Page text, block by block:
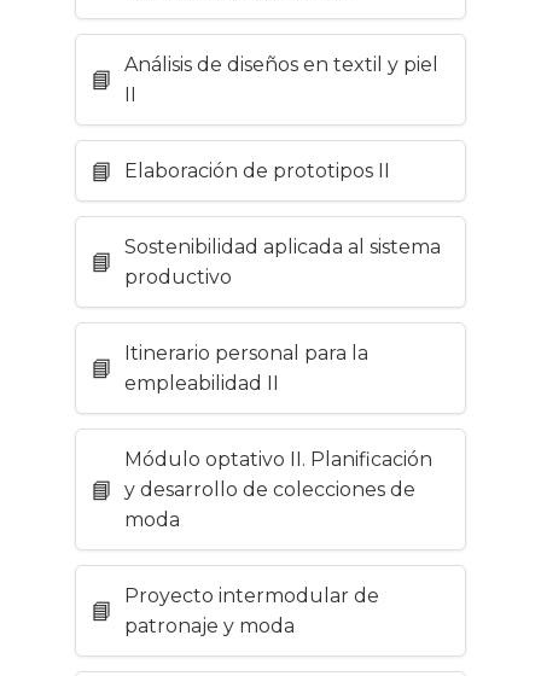
Análisis de diseños en textil y piel
Elaboración de prototipos II
Sostenibilidad aplicada al sistema
productivo
Itinerario personal para la
empleabilidad II
Módulo optativo II. Planificación
y desarrollo de colecciones de
moda
Proyecto intermodular de
patronaje y moda